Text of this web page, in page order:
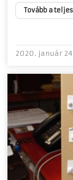
Tovább a
2020. január